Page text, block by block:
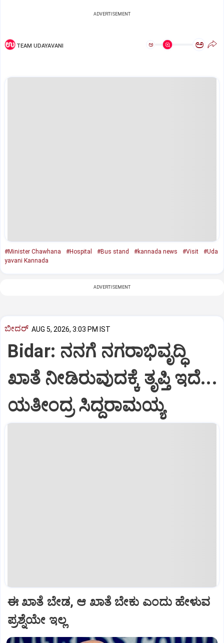
ADVERTISEMENT
TEAM UDAYAVANI ಅ ಅ
#Minister Chawhana #Hospital #Bus stand #kannada news #Visit
#Uda
yavani Kannada
ADVERTISEMENT
ಬೀದರ್ AUG 5, 2026, 3:03 PM IST
Bidar: ನನಗೆ ನಗರಾಭಿವೃದ್ಧಿ
ಖಾತೆ ನೀಡಿರುವುದಕ್ಕೆ ತೃಪ್ತಿ ಇದೆ...
ಯತೀಂದ್ರ ಸಿದ್ದರಾಮಯ್ಯ
ಈ ಖಾತೆ ಬೇಡ, ಆ ಖಾತೆ ಬೇಕು ಎಂದು ಹೇಳುವ
ಪ್ರಶ್ನೆಯೇ ಇಲ್ಲ